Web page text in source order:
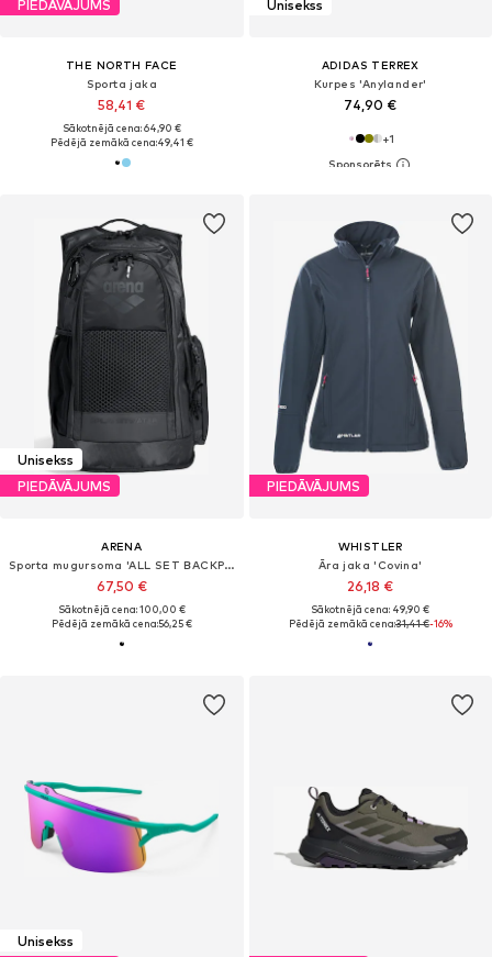
PIEDĀVĀJUMS
THE NORTH FACE
Sporta jaka
58,41 €
Sākotnējā cena: 64,90 €
Pēdējā zemākā cena:49,41 €
Unisekss
ADIDAS TERREX
Kurpes 'Anylander'
74,90 €
+1
Unisekss
PIEDĀVĀJUMS
ARENA
Sporta mugursoma 'ALL SET BACKPACK 45L'
67,50 €
Sākotnējā cena: 100,00 €
Pēdējā zemākā cena:56,25 €
PIEDĀVĀJUMS
WHISTLER
Āra jaka 'Covina'
26,18 €
Sākotnējā cena: 49,90 €
Pēdējā zemākā cena:31,41 €-16%
Unisekss